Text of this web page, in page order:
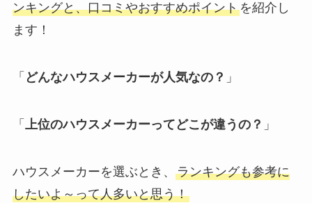
ンキングと、口コミやおすすめポイントを紹介し
ます！
「 どんなハウスメーカーが人気なの？ 」
「 上位のハウスメーカーってどこが違うの？ 」
ハウスメーカーを選ぶとき、 ランキングも参考に
したいよ～って人多いと思う！